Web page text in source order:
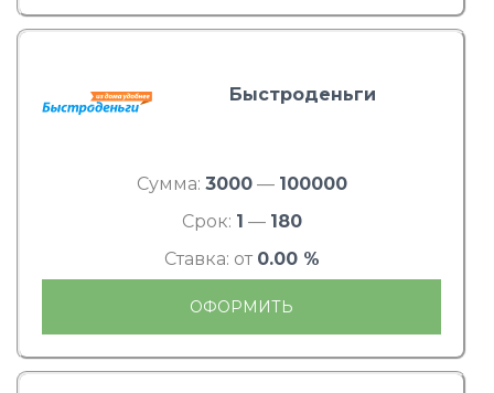
Быстроденьги
Сумма: 3000— 100000
Срок: 1 — 180
Ставка: от 0.00 %
ОФОРМИТЬ